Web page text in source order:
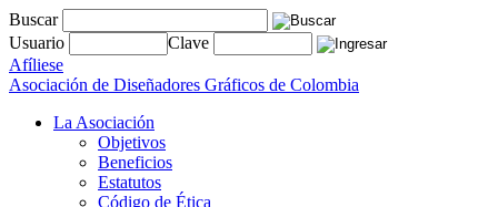
Buscar
Usuario
Clave
Afíliese
Asociación de Diseñadores Gráficos de Colombia
La Asociación
Objetivos
Beneficios
Estatutos
Código de Ética